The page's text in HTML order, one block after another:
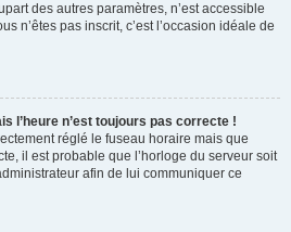
des autres paramètres, n’est accessible
n’êtes pas inscrit, c’est l’occasion idéale de
l’heure n’est toujours pas correcte !
réglé le fuseau horaire mais que
il est probable que l’horloge du serveur soit
afin de lui communiquer ce